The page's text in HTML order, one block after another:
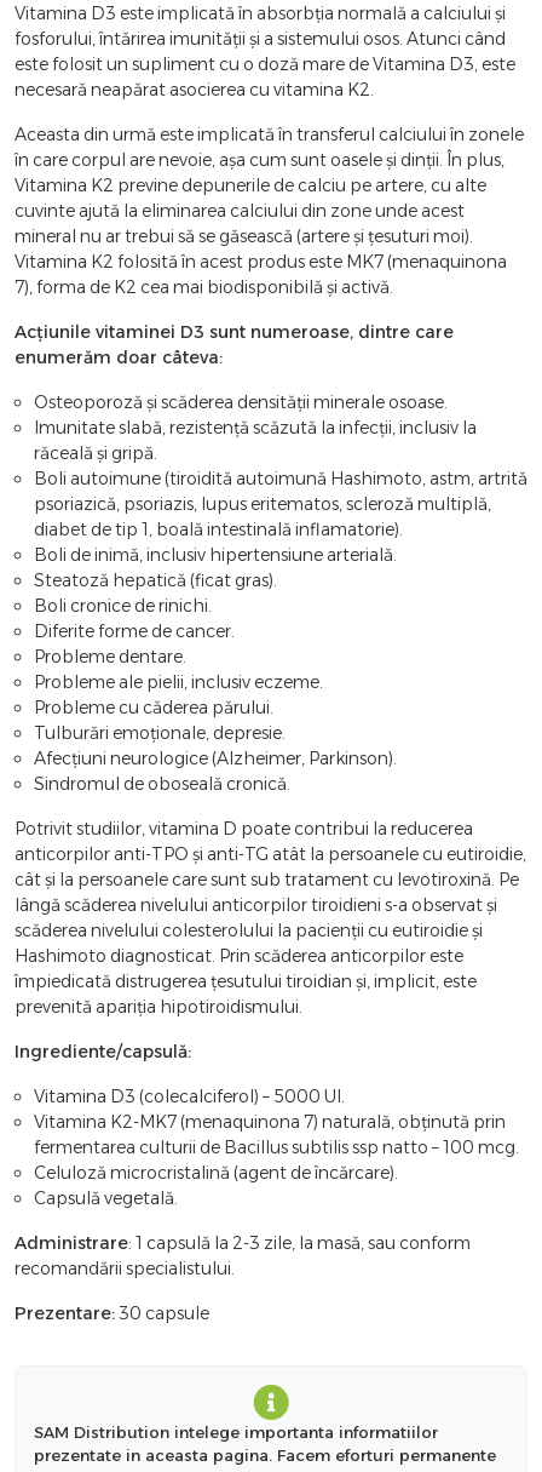
Vitamina D3 este implicată în absorbția normală a calciului și
fosforului, întărirea imunității și a sistemului osos. Atunci când
este folosit un supliment cu o doză mare de Vitamina D3, este
necesară neapărat asocierea cu vitamina K2.
Aceasta din urmă este implicată în transferul calciului în zonele
în care corpul are nevoie, așa cum sunt oasele și dinții. În plus,
Vitamina K2 previne depunerile de calciu pe artere, cu alte
cuvinte ajută la eliminarea calciului din zone unde acest
mineral nu ar trebui să se găsească (artere și țesuturi moi).
Vitamina K2 folosită în acest produs este MK7 (menaquinona
7), forma de K2 cea mai biodisponibilă și activă.
Acțiunile vitaminei D3 sunt numeroase, dintre care
enumerăm doar câteva:
Osteoporoză și scăderea densității minerale osoase.
Imunitate slabă, rezistență scăzută la infecții, inclusiv la
răceală și gripă.
Boli autoimune (tiroidită autoimună Hashimoto, astm, artrită
psoriazică, psoriazis, lupus eritematos, scleroză multiplă,
diabet de tip 1, boală intestinală inflamatorie).
Boli de inimă, inclusiv hipertensiune arterială.
Steatoză hepatică (ficat gras).
Boli cronice de rinichi.
Diferite forme de cancer.
Probleme dentare.
Probleme ale pielii, inclusiv eczeme.
Probleme cu căderea părului.
Tulburări emoționale, depresie.
Afecțiuni neurologice (Alzheimer, Parkinson).
Sindromul de oboseală cronică.
Potrivit studiilor, vitamina D poate contribui la reducerea
anticorpilor anti-TPO și anti-TG atât la persoanele cu eutiroidie,
cât și la persoanele care sunt sub tratament cu levotiroxină. Pe
lângă scăderea nivelului anticorpilor tiroidieni s-a observat și
scăderea nivelului colesterolului la pacienții cu eutiroidie și
Hashimoto diagnosticat. Prin scăderea anticorpilor este
împiedicată distrugerea țesutului tiroidian și, implicit, este
prevenită apariția hipotiroidismului.
Ingrediente/capsulă:
Vitamina D3 (colecalciferol) – 5000 UI.
Vitamina K2-MK7 (menaquinona 7) naturală, obținută prin
fermentarea culturii de Bacillus subtilis ssp natto – 100 mcg.
Celuloză microcristalină (agent de încărcare).
Capsulă vegetală.
Administrare: 1 capsulă la 2-3 zile, la masă, sau conform
recomandării specialistului.
Prezentare:30 capsule
SAM Distribution intelege importanta informatiilor
prezentate in aceasta pagina. Facem eforturi permanente